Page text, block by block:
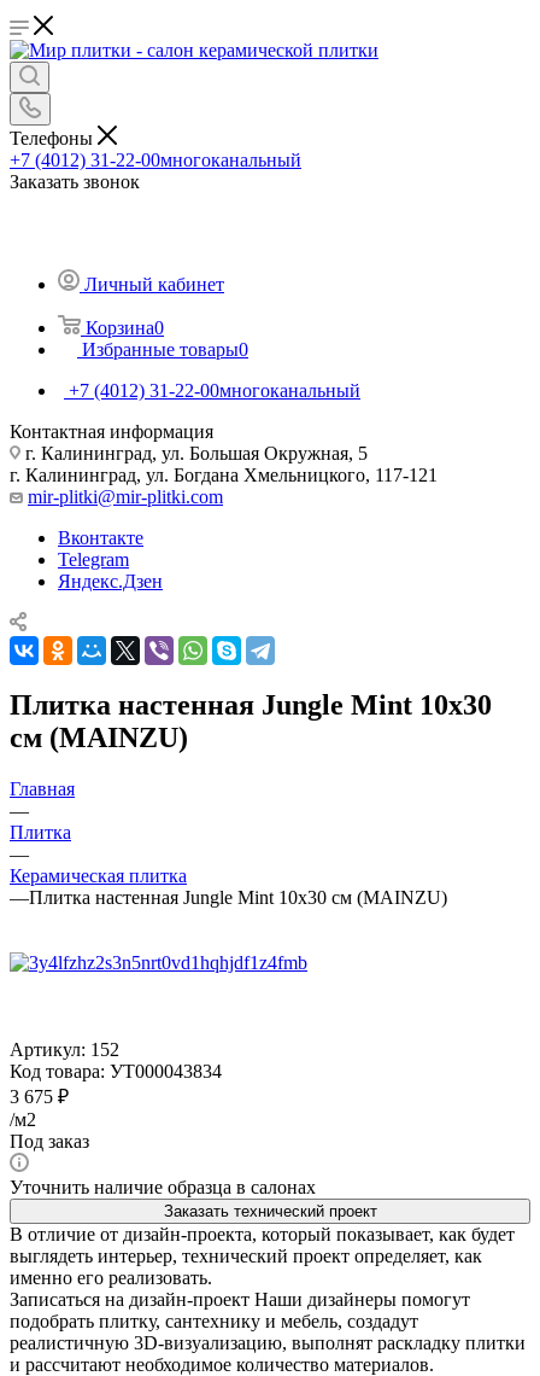
Телефоны
+7 (4012) 31-22-00многоканальный
Заказать звонок
Личный кабинет
Корзина0
Избранные товары0
+7 (4012) 31-22-00многоканальный
Контактная информация
г. Калининград, ул. Большая Окружная, 5
г. Калининград, ул. Богдана Хмельницкого, 117-121
mir-plitki@mir-plitki.com
Вконтакте
Telegram
Яндекс.Дзен
Плитка настенная Jungle Mint 10x30
см (MAINZU)
Главная
—
Плитка
—
Керамическая плитка
—Плитка настенная Jungle Mint 10x30 см (MAINZU)
Артикул: 152
Код товара: УТ000043834
3 675 ₽
/м2
Под заказ
Уточнить наличие образца в салонах
Заказать технический проект
В отличие от дизайн-проекта, который показывает, как будет
выглядеть интерьер, технический проект определяет, как
именно его реализовать.
Записаться на дизайн-проект Наши дизайнеры помогут
подобрать плитку, сантехнику и мебель, создадут
реалистичную 3D-визуализацию, выполнят раскладку плитки
и рассчитают необходимое количество материалов.